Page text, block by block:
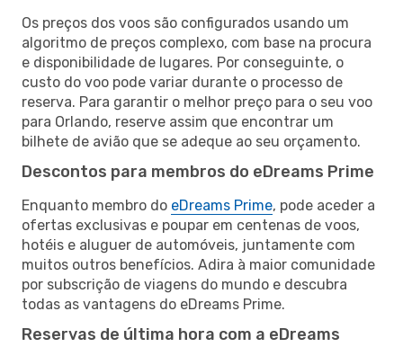
Os preços dos voos são configurados usando um
algoritmo de preços complexo, com base na procura
e disponibilidade de lugares. Por conseguinte, o
custo do voo pode variar durante o processo de
reserva. Para garantir o melhor preço para o seu voo
para Orlando, reserve assim que encontrar um
bilhete de avião que se adeque ao seu orçamento.
Descontos para membros do eDreams Prime
Enquanto membro do eDreams Prime, pode aceder a
ofertas exclusivas e poupar em centenas de voos,
hotéis e aluguer de automóveis, juntamente com
muitos outros benefícios. Adira à maior comunidade
por subscrição de viagens do mundo e descubra
todas as vantagens do eDreams Prime.
Reservas de última hora com a eDreams